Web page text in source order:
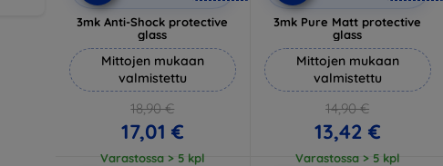
3mk Anti-Shock protective
glass
Mittojen mukaan
valmistettu
18,90 €
17,01 €
Varastossa > 5 kpl
3mk Pure Matt protective
glass
Mittojen mukaan
valmistettu
14,90 €
13,42 €
Varastossa > 5 kpl